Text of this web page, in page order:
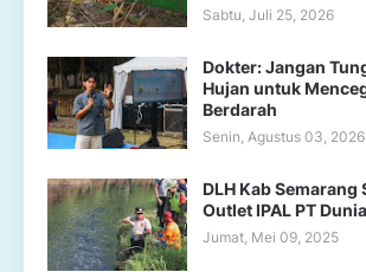
Sabtu, Juli 25, 2026
Dokter: Jangan
Hujan untuk
Berdarah
Senin, Agustus 03, 2026
DLH Kab Semarang
Outlet IPAL PT
Jumat, Mei 09, 2025